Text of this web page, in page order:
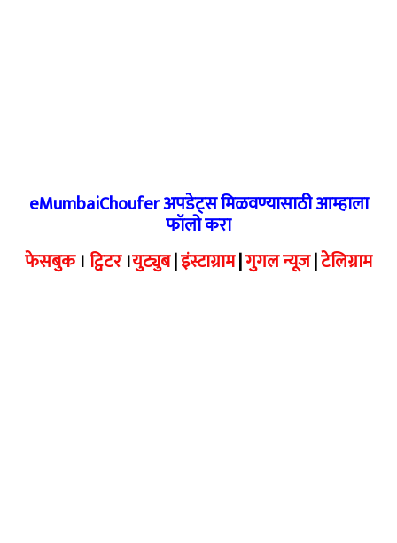
eMumbaiChoufer अपडेट्स मिळवण्यासाठी आम्हाला
फॉलो करा
फेसबुक।ट्विटर।युट्युब|इंस्टाग्राम|गुगल न्यूज|टेलिग्राम